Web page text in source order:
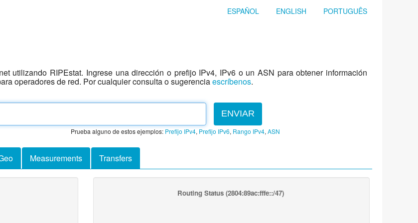
ESPAÑOL ENGLISH PORTUGUÊS
utilizando RIPEstat. Ingrese una dirección o prefijo IPv4, IPv6 o un ASN para obtener información
operadores de red. Por cualquier consulta o sugerenciaescríbenos.
ENVIAR
Prueba alguno de estos ejemplos: Prefijo IPv4, Prefijo IPv6, Rango IPv4, ASN
Measurements Transfers
Routing Status (2804:89ac:fffe::/47)